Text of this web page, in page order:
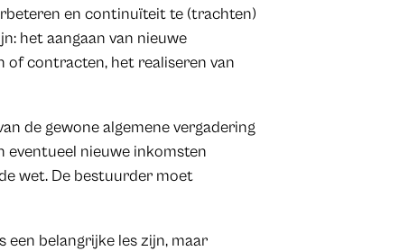
en continuïteit te (trachten)
het aangaan van nieuwe
of contracten, het realiseren van
de gewone algemene vergadering
eventueel nieuwe inkomsten
wet. De bestuurder moet
belangrijke les zijn, maar